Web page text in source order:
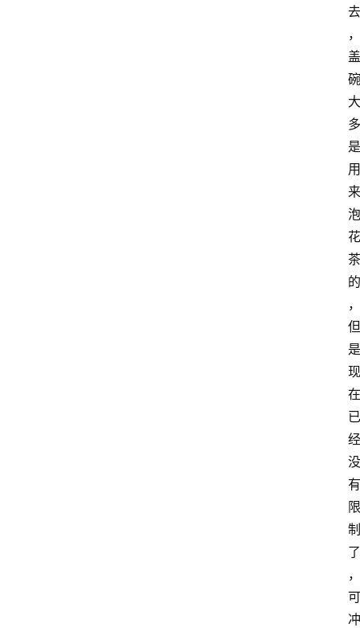
去
，
盖
碗
大
多
是
用
来
泡
花
茶
的
，
但
是
现
在
已
经
没
有
限
制
了
，
可
冲